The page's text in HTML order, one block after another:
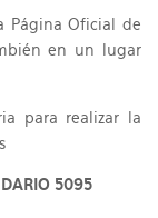
Página Oficial de
en un lugar
para realizar la
5095